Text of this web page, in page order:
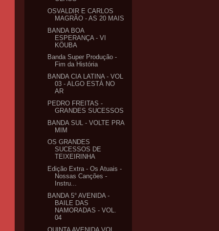
OSVALDIR E CARLOS
MAGRÃO - AS 20 MAIS
BANDA BOA
ESPERANÇA - VI
KÖUBA
Banda Super Produção -
Fim da História
BANDA CIA LATINA - VOL
03 - ALGO ESTÁ NO
AR
PEDRO FREITAS -
GRANDES SUCESSOS
BANDA SUL - VOLTE PRA
MIM
OS GRANDES
SUCESSOS DE
TEIXEIRINHA
Edição Extra - Os Atuais -
Nossas Canções -
Instru...
BANDA 5° AVENIDA -
BAILE DAS
NAMORADAS - VOL.
04
QUINTA AVENIDA VOL.